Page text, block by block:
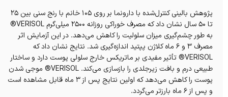
پژوهش بالینی کنترل‌شده با دارونما بر روی ۱۰۵ خانم با رنج سنی بین ۲۵
تا ۵۰ سال نشان داد که مصرف خوراکی روزانه ۲۵۰۰ میلی‌گرم VERISOL®
به طور چشم‌گیری میزان سلولیت را کاهش می‌دهد. در این آزمایش اثر
مصرف ۳ و ۶ ماه کلاژن پپتید اندازه‌گیری شد. نتایج نشان داد که
VERISOL® تأثیر مفیدی بر ماتریکس خارج سلولی پوست دارد و ساختار
طبیعی درم و بافت زیرجلدی را بازسازی می‌کند. VERISOL® موجی شدن
پوست را کاهش می‌دهد که اولین نتایج پس از ۳ ماه قابل مشاهده است
و پس از ۶ ماه بارزتر می‌گردد.